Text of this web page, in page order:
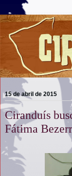
15 de abril de 2015
Ciranduís
Fátima